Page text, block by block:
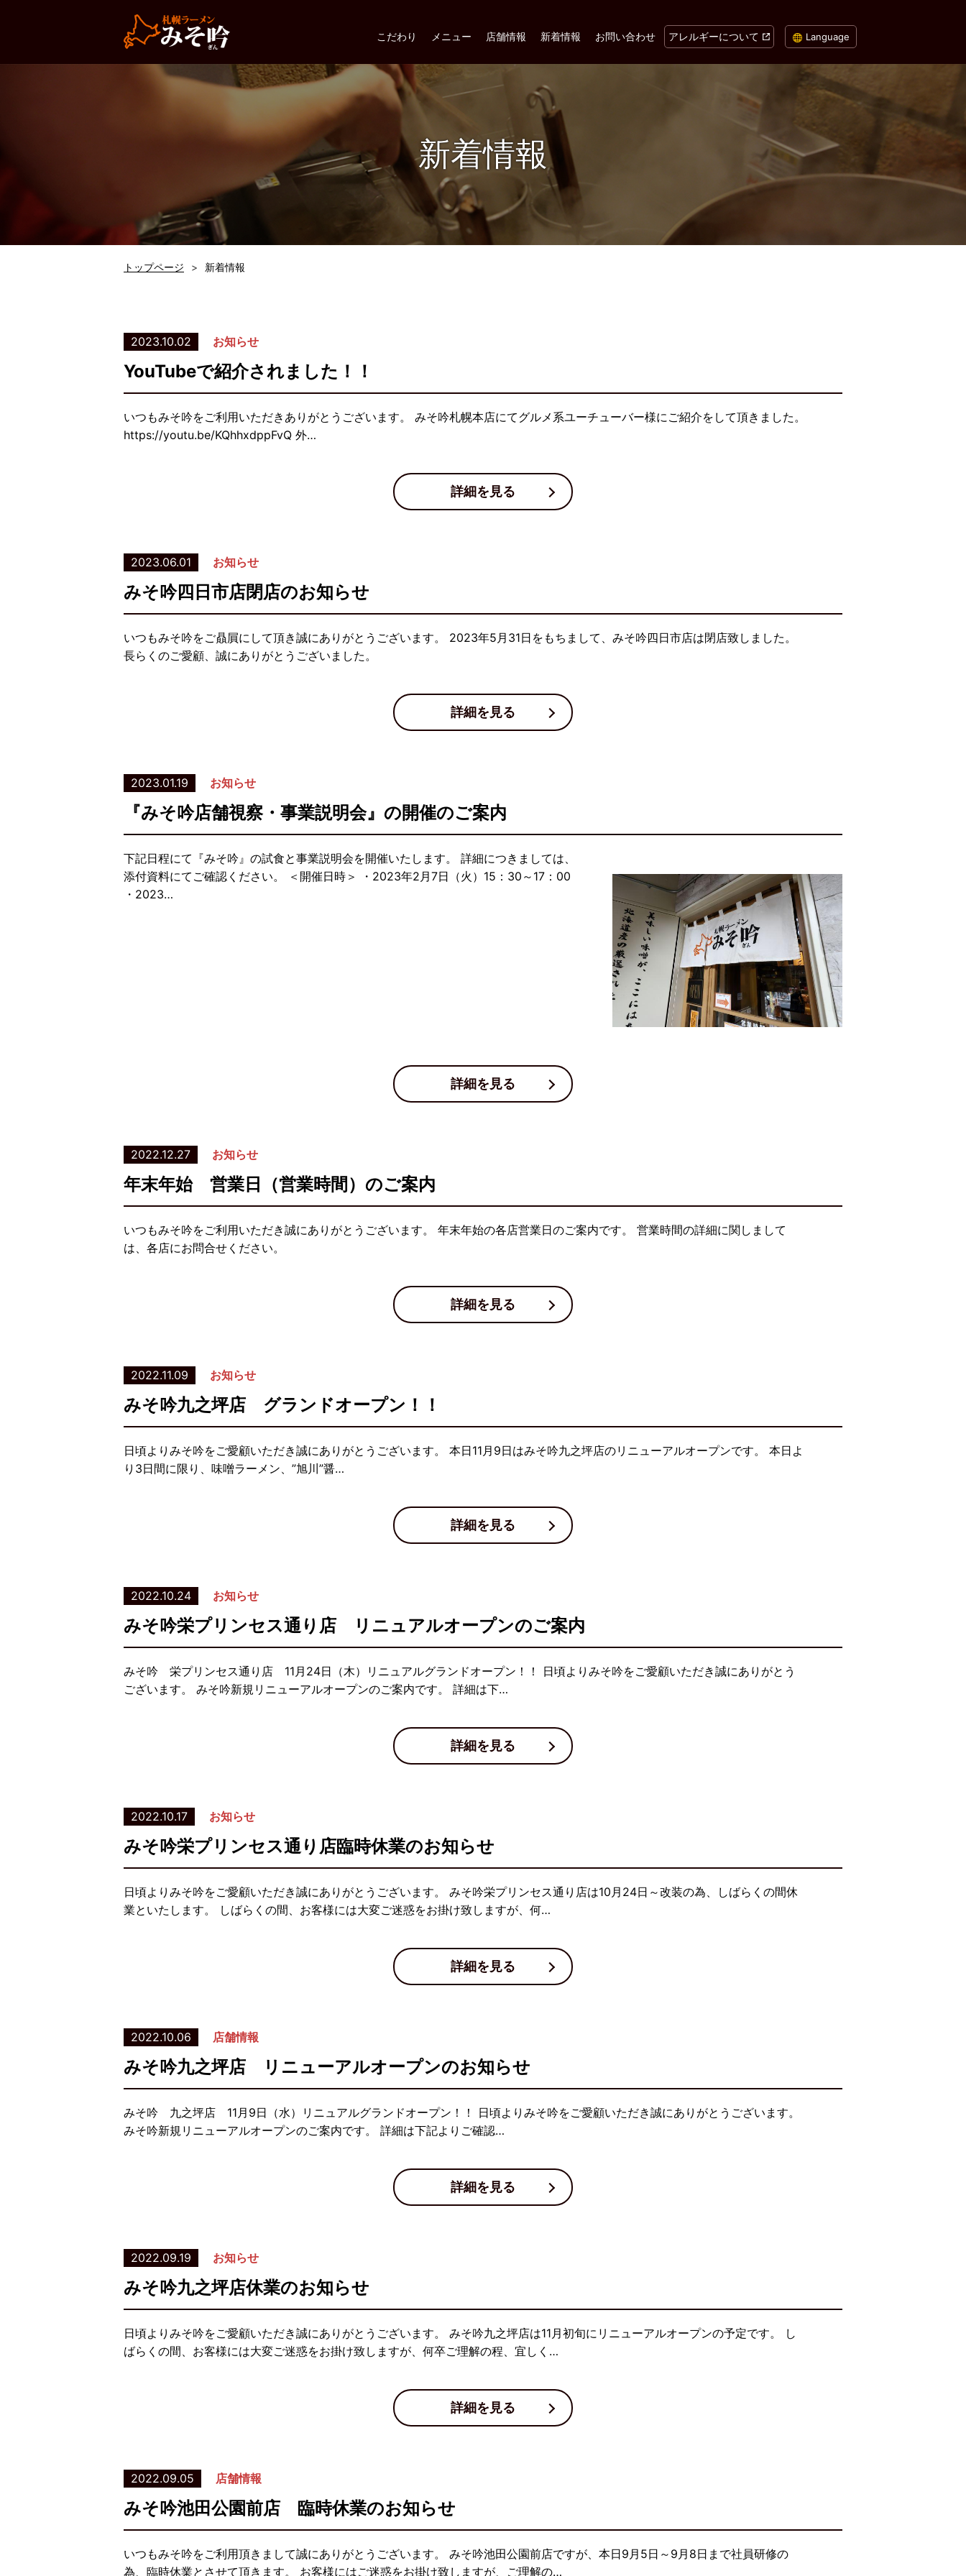
Language
こだわり メニュー 店舗情報 新着情報 お問い合わせ アレルギーについて
新着情報
トップページ 新着情報
2023.10.02 お知らせ
YouTubeで紹介されました！！
いつもみそ吟をご利用いただきありがとうございます。 みそ吟札幌本店にてグルメ系ユーチューバー様にご紹介をして頂きました。
https://youtu.be/KQhhxdppFvQ 外…
詳細を見る
2023.06.01 お知らせ
みそ吟四日市店閉店のお知らせ
いつもみそ吟をご贔屓にして頂き誠にありがとうございます。 2023年5月31日をもちまして、みそ吟四日市店は閉店致しました。
長らくのご愛顧、誠にありがとうございました。
詳細を見る
2023.01.19 お知らせ
『みそ吟店舗視察・事業説明会』の開催のご案内
下記日程にて『みそ吟』の試食と事業説明会を開催いたします。 詳細につきましては、
添付資料にてご確認ください。 ＜開催日時＞ ・2023年2月7日（火）15：30～17：00
・2023…
詳細を見る
2022.12.27 お知らせ
年末年始 営業日（営業時間）のご案内
いつもみそ吟をご利用いただき誠にありがとうございます。 年末年始の各店営業日のご案内です。 営業時間の詳細に関しまして
は、各店にお問合せください。
詳細を見る
2022.11.09 お知らせ
みそ吟九之坪店 グランドオープン！！
日頃よりみそ吟をご愛顧いただき誠にありがとうございます。 本日11月9日はみそ吟九之坪店のリニューアルオープンです。 本日よ
り3日間に限り、味噌ラーメン、”旭川”醤…
詳細を見る
2022.10.24 お知らせ
みそ吟栄プリンセス通り店 リニュアルオープンのご案内
みそ吟 栄プリンセス通り店 11月24日（木）リニュアルグランドオープン！！ 日頃よりみそ吟をご愛顧いただき誠にありがとう
ございます。 みそ吟新規リニューアルオープンのご案内です。 詳細は下…
詳細を見る
2022.10.17 お知らせ
みそ吟栄プリンセス通り店臨時休業のお知らせ
日頃よりみそ吟をご愛顧いただき誠にありがとうございます。 みそ吟栄プリンセス通り店は10月24日～改装の為、しばらくの間休
業といたします。 しばらくの間、お客様には大変ご迷惑をお掛け致しますが、何…
詳細を見る
2022.10.06 店舗情報
みそ吟九之坪店 リニューアルオープンのお知らせ
みそ吟 九之坪店 11月9日（水）リニュアルグランドオープン！！ 日頃よりみそ吟をご愛顧いただき誠にありがとうございます。
みそ吟新規リニューアルオープンのご案内です。 詳細は下記よりご確認…
詳細を見る
2022.09.19 お知らせ
みそ吟九之坪店休業のお知らせ
日頃よりみそ吟をご愛顧いただき誠にありがとうございます。 みそ吟九之坪店は11月初旬にリニューアルオープンの予定です。 し
ばらくの間、お客様には大変ご迷惑をお掛け致しますが、何卒ご理解の程、宜しく…
詳細を見る
2022.09.05 店舗情報
みそ吟池田公園前店 臨時休業のお知らせ
いつもみそ吟をご利用頂きまして誠にありがとうございます。 みそ吟池田公園前店ですが、本日9月5日～9月8日まで社員研修の
為、臨時休業とさせて頂きます。 お客様にはご迷惑をお掛け致しますが、ご理解の…